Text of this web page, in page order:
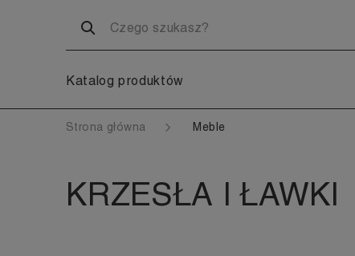
Katalog produktów
Strona główna Meble
KRZESŁA I ŁAWKI